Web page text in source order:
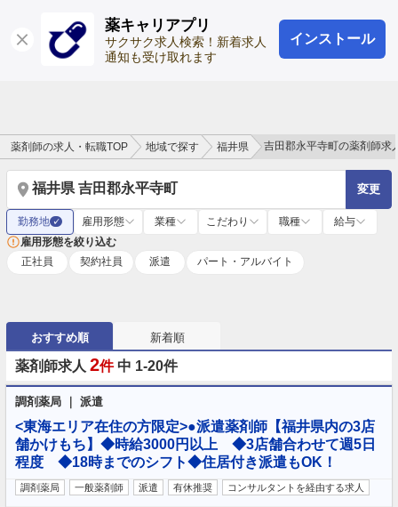
薬キャリアプリ
サクサク求人検索！新着求人
通知も受け取れます
インストール
ログイン 会員登録
薬剤師の求人・転職TOP 地域で探す 福井県 吉田郡永平寺町の薬剤師求
福井県 吉田郡永平寺町 変更
勤務地 ✓ 雇用形態 業種 こだわり 職種
給与
雇用形態を絞り込む
正社員
契約社員 派遣 パート・アルバイト
おすすめ順 新着順
薬剤師求人 2件 中 1-20件
調剤薬局 ｜ 派遣
<東海エリア在住の方限定>●派遣薬剤師【福井県内の3店
舗かけもち】◆時給3000円以上 ◆3店舗合わせて週5日
程度 ◆18時までのシフト◆住居付き派遣もOK！
調剤薬局 一般薬剤師 派遣 有休推奨 コンサルタントを経由する求人